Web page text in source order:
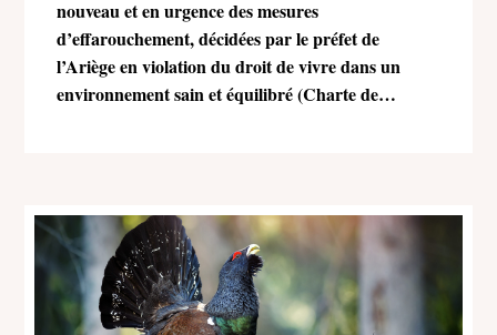
nouveau et en urgence des mesures
d’effarouchement, décidées par le préfet de
l’Ariège en violation du droit de vivre dans un
environnement sain et équilibré (Charte de